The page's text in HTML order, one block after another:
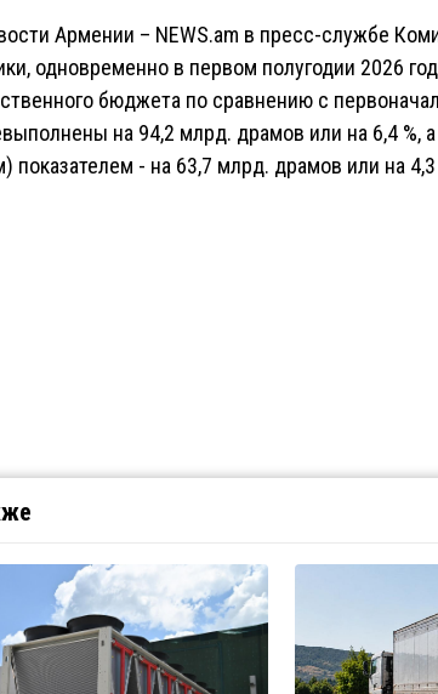
Армении – NEWS.am в пресс-службе
одновременно в первом полугодии 2026
бюджета по сравнению с
на 94,2 млрд. драмов или на 6,4 %,
показателем - на 63,7 млрд. драмов или на 4,3